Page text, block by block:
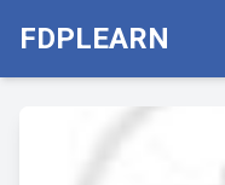
FDPLEARN